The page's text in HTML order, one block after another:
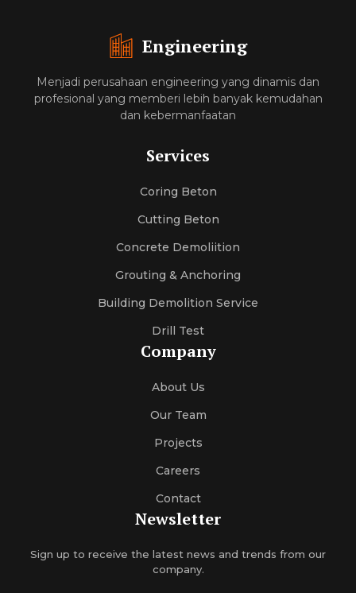
Engineering
Menjadi perusahaan engineering yang dinamis dan
profesional yang memberi lebih banyak kemudahan
dan kebermanfaatan
Services
Coring Beton
Cutting Beton
Concrete Demoliition
Grouting & Anchoring
Building Demolition Service
Drill Test
Company
About Us
Our Team
Projects
Careers
Contact
Newsletter
Sign up to receive the latest news and trends from our
company.